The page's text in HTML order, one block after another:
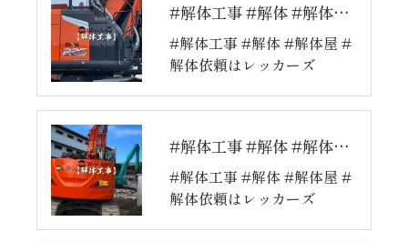
#解体工事 #解体 #解体屋 #解体依頼はレッカーズ
#解体工事 #解体 #解体屋 #
解体依頼はレッカーズ
#解体工事 #解体 #解体屋 #解体依頼はレッカーズ
#解体工事 #解体 #解体屋 #
解体依頼はレッカーズ